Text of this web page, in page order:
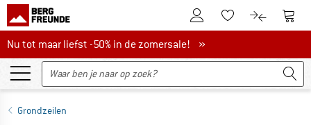
De klantenaccount
Naar deNaar de
Nu tot maar liefst -50% in de zomersale!
Nu tot maar liefst -50% in de zomersale! »
Grondzeilen